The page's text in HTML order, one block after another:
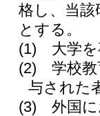
格し、当
とする。
(1)
大学
(2)
学校
与された
(3)
外国